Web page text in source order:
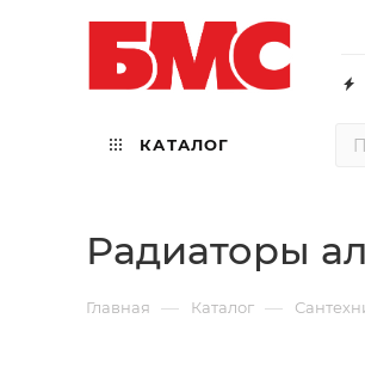
КАТАЛОГ
Радиаторы
Главная — Каталог —